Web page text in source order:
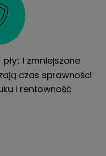
płyt i zmniejszone
czas sprawności
i rentowność